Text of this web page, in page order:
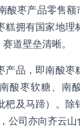
酸枣产品零售额
糕拥有国家地理
道壁垒清晰。
产品，即南酸枣
酸枣软糖、南
杷及马蹄）。除
公司亦向齐云